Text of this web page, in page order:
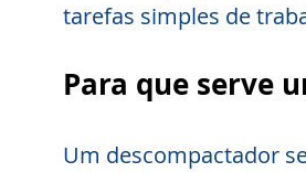
tarefas simples de
Para que serve
Um descompactador